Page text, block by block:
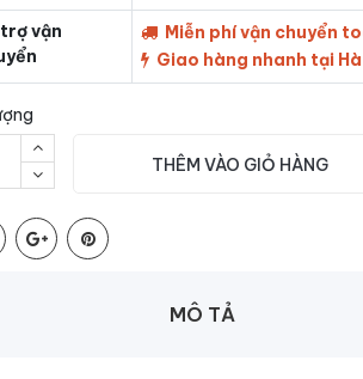
trợ vận
Miễn phí vận chuyển
Giao hàng nhanh tại Hà
THÊM VÀO GIỎ HÀNG
MÔ TẢ